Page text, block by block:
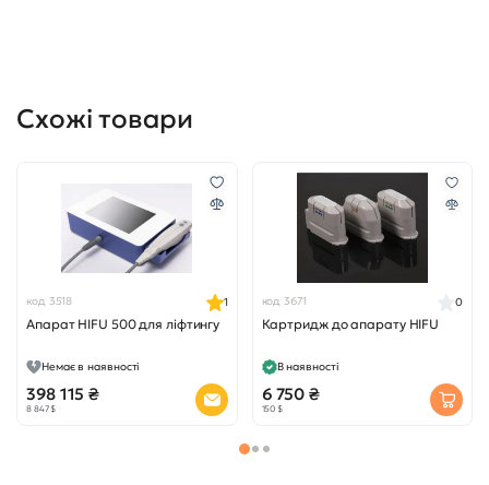
Схожі товари
код 3518
Апарат HIFU 500 для ліфтингу
1
Немає в наявності
398 115 ₴
8 847 $
код 3671
Картридж до апарату HIFU
0
В наявності
6 750 ₴
150 $